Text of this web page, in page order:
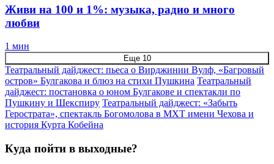
Живи на 100 и 1%: музыка, радио и много
любви
1 мин
Еще 10
Театральный дайджест: пьеса о Вирджинии Вулф, «Багровый
остров» Булгакова и блюз на стихи Пушкина Театральный
дайджест: постановка о юном Булгакове и спектакли по
Пушкину и Шекспиру Театральный дайджест: «Забыть
Герострата», спектакль Богомолова в МХТ имени Чехова и
история Курта Кобейна
Куда пойти в выходные?